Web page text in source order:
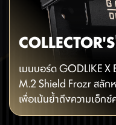
เมนบอร์ด GODLIKE
M.2 Shield Frozr สลัก
เพื่อเน้นย้ำถึงความเอ็ก